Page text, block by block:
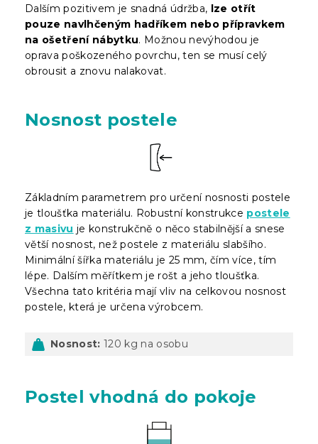
Dalším pozitivem je snadná údržba, lze otřít
pouze navlhčeným hadříkem nebo přípravkem
na ošetření nábytku. Možnou nevýhodou je
oprava poškozeného povrchu, ten se musí celý
obrousit a znovu nalakovat.
Nosnost postele
Základním parametrem pro určení nosnosti postele
je tloušťka materiálu. Robustní konstrukce postele
z masivu je konstrukčně o něco stabilnější a snese
větší nosnost, než postele z materiálu slabšího.
Minimální šířka materiálu je 25 mm, čím více, tím
lépe. Dalším měřítkem je rošt a jeho tloušťka.
Všechna tato kritéria mají vliv na celkovou nosnost
postele, která je určena výrobcem.
Nosnost: 120 kg na osobu
Postel vhodná do pokoje